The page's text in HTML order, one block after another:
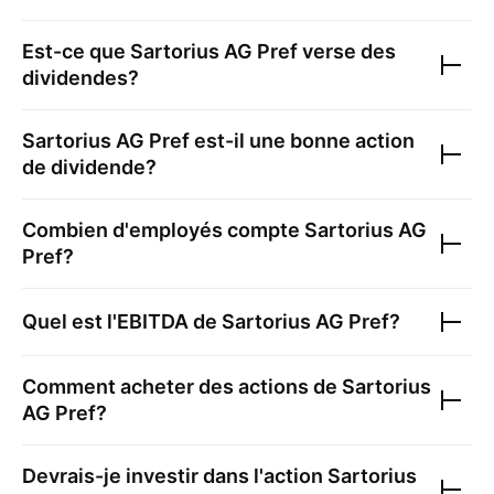
Est-ce que Sartorius AG Prefverse des
dividendes?
Sartorius AG Prefest-il une bonne action
de dividende?
Combien d'employés compte Sartorius AG
Pref?
Quel est l'EBITDA de Sartorius AG Pref?
Comment acheter des actions de Sartorius
AG Pref?
Devrais-je investir dans l'action Sartorius